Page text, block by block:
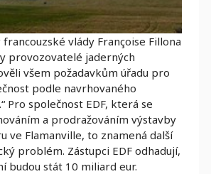
vlády Françoise Fillona
provozovatelé jaderných
všem požadavkům úřadu pro
podle navrhovaného
Pro společnost EDF, která se
a prodražováním výstavby
ve Flamanville, to znamená další
problém. Zástupci EDF odhadují,
budou stát 10 miliard eur.